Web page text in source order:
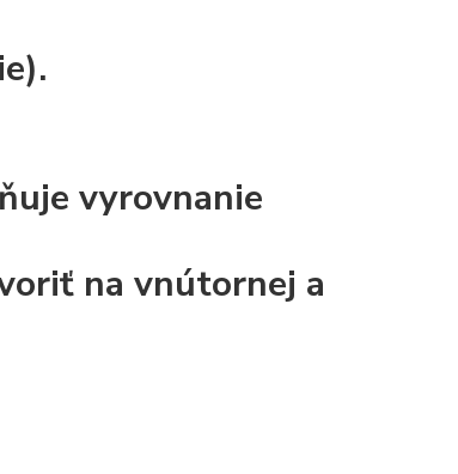
vyrovnanie
na vnútornej a